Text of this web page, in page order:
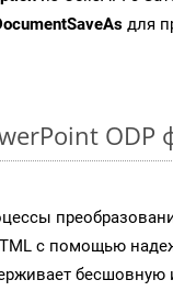
для
с помощью
бесшовную